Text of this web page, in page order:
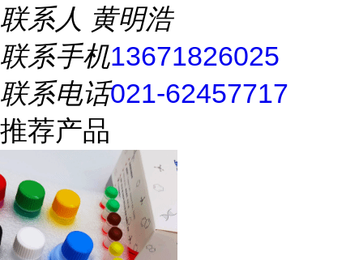
联系人 黄明浩
联系手机13671826025
联系电话021-62457717
推荐产品